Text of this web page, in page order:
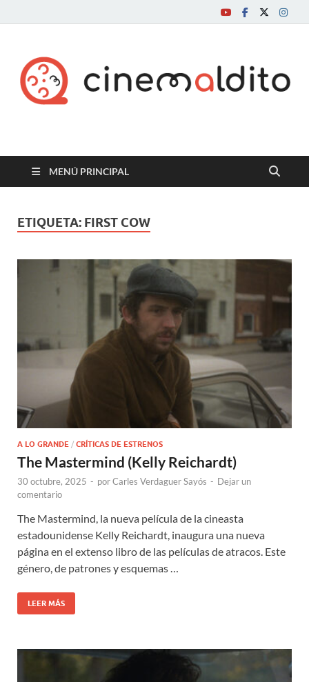
Cine maldito
MENÚ PRINCIPAL
ETIQUETA: FIRST COW
A LO GRANDE / CRÍTICAS DE ESTRENOS
The Mastermind (Kelly Reichardt)
30 octubre, 2025 - porCarles Verdaguer Sayós - Dejar un
comentario
The Mastermind, la nueva película de la cineasta
estadounidense Kelly Reichardt, inaugura una nueva
página en el extenso libro de las películas de atracos. Este
género, de patrones y esquemas …
LEER MÁS